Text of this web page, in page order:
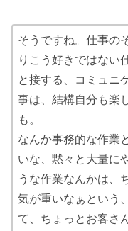
そうですね。仕事の
りこう好きではない
と接する、コミュニ
事は、結構自分も楽
も。
なんか事務的な作業
いな、黙々と大量に
うな作業なんかは、
気が重いなぁという
て、ちょっとお客さ